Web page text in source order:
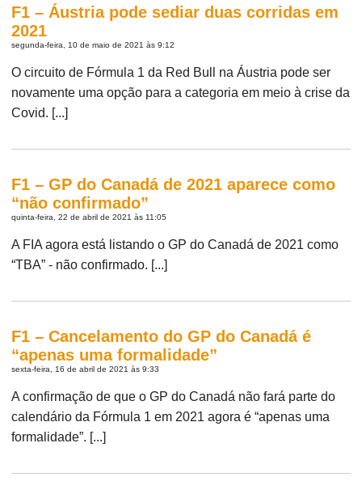
F1 – Áustria pode sediar duas corridas em
2021
segunda-feira, 10 de maio de 2021 às 9:12
O circuito de Fórmula 1 da Red Bull na Áustria pode ser
novamente uma opção para a categoria em meio à crise da
Covid. [...]
F1 – GP do Canadá de 2021 aparece como
“não confirmado”
quinta-feira, 22 de abril de 2021 às 11:05
A FIA agora está listando o GP do Canadá de 2021 como
“TBA” - não confirmado. [...]
F1 – Cancelamento do GP do Canadá é
“apenas uma formalidade”
sexta-feira, 16 de abril de 2021 às 9:33
A confirmação de que o GP do Canadá não fará parte do
calendário da Fórmula 1 em 2021 agora é “apenas uma
formalidade”. [...]